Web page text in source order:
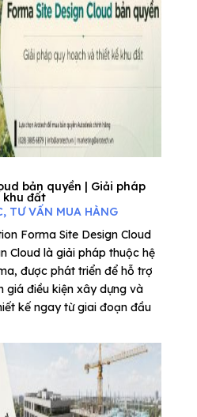
bản quyền | Giải pháp
khu đất
, TƯ VẤN MUA HÀNG
Forma Site Design Cloud
Cloud là giải pháp thuộc hệ
được phát triển để hỗ trợ
giá điều kiện xây dựng và
kế ngay từ giai đoạn đầu